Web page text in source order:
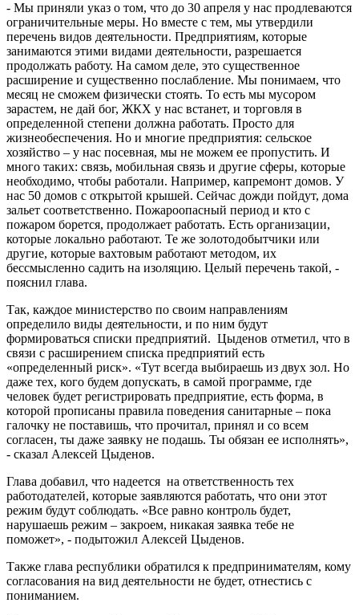
- Мы приняли указ о том, что до 30 апреля у нас продлеваются
ограничительные меры. Но вместе с тем, мы утвердили
перечень видов деятельности. Предприятиям, которые
занимаются этими видами деятельности, разрешается
продолжать работу. На самом деле, это существенное
расширение и существенно послабление. Мы понимаем, что
месяц не сможем физически стоять. То есть мы мусором
зарастем, не дай бог, ЖКХ у нас встанет, и торговля в
определенной степени должна работать. Просто для
жизнеобеспечения. Но и многие предприятия: сельское
хозяйство – у нас посевная, мы не можем ее пропустить. И
много таких: связь, мобильная связь и другие сферы, которые
необходимо, чтобы работали. Например, капремонт домов. У
нас 50 домов с открытой крышей. Сейчас дожди пойдут, дома
зальет соответственно. Пожароопасный период и кто с
пожаром борется, продолжает работать. Есть организации,
которые локально работают. Те же золотодобытчики или
другие, которые вахтовым работают методом, их
бессмысленно садить на изоляцию. Целый перечень такой, -
пояснил глава.
Так, каждое министерство по своим направлениям
определило виды деятельности, и по ним будут
формироваться списки предприятий. Цыденов отметил, что в
связи с расширением списка предприятий есть
«определенный риск». «Тут всегда выбираешь из двух зол. Но
даже тех, кого будем допускать, в самой программе, где
человек будет регистрировать предприятие, есть форма, в
которой прописаны правила поведения санитарные – пока
галочку не поставишь, что прочитал, принял и со всем
согласен, ты даже заявку не подашь. Ты обязан ее исполнять»,
- сказал Алексей Цыденов.
Глава добавил, что надеется на ответственность тех
работодателей, которые заявляются работать, что они этот
режим будут соблюдать. «Все равно контроль будет,
нарушаешь режим – закроем, никакая заявка тебе не
поможет», - подытожил Алексей Цыденов.
Также глава республики обратился к предпринимателям, кому
согласования на вид деятельности не будет, отнестись с
пониманием.